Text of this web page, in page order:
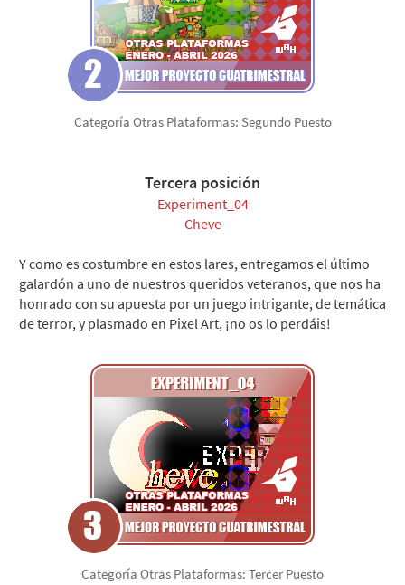
Categoría Otras Plataformas: Segundo Puesto
Tercera posición
Experiment_04
Cheve
Y como es costumbre en estos lares, entregamos el último
galardón a uno de nuestros queridos veteranos, que nos ha
honrado con su apuesta por un juego intrigante, de temática
de terror, y plasmado en Pixel Art, ¡no os lo perdáis!
Categoría Otras Plataformas: Tercer Puesto